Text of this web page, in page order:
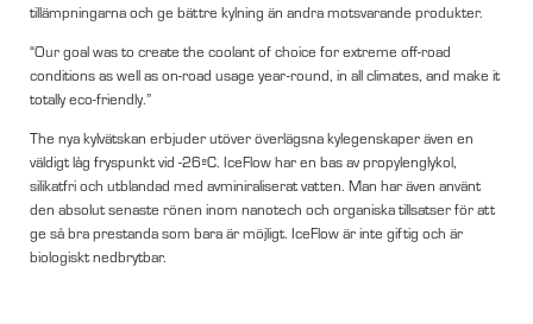
tillämpningarna och ge bättre kylning än andra motsvarande produkter.
“Our goal was to create the coolant of choice for extreme off-road
conditions as well as on-road usage year-round, in all climates, and make it
totally eco-friendly.”
The nya kylvätskan erbjuder utöver överlägsna kylegenskaper även en
väldigt låg fryspunkt vid -26ºC. IceFlow har en bas av propylenglykol,
silikatfri och utblandad med avminiraliserat vatten. Man har även använt
den absolut senaste rönen inom nanotech och organiska tillsatser för att
ge så bra prestanda som bara är möjligt. IceFlow är inte giftig och är
biologiskt nedbrytbar.